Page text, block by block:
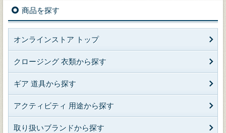
商品を探す
オンラインストア トップ
クロージング 衣類から探す
ギア 道具から探す
アクティビティ 用途から探す
取り扱いブランドから探す